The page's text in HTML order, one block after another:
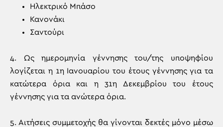
Ηλεκτρικό Mπάσο
Κανονάκι
Σαντούρι
4. Ως ημερομηνία γέννησης του/της υποψηφίου
λογίζεται η 1η Ιανουαρίου του έτους γέννησης για τα
κατώτερα όρια και η 31η Δεκεμβρίου του έτους
γέννησης για τα ανώτερα όρια.
5. Αιτήσεις συμμετοχής θα γίνονται δεκτές μόνο μέσω